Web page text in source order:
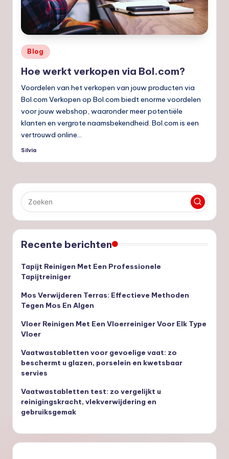
nl
Geplaatst
in
Blog
Hoe werkt verkopen via Bol.com?
Voordelen van het verkopen van jouw producten via
Bol.com Verkopen op Bol.com biedt enorme voordelen
voor jouw webshop, waaronder meer potentiële
klanten en vergrote naamsbekendheid. Bol.com is een
vertrouwd online…
Geplaatst
Silvia
Recente berichten
Tapijt Reinigen Met Een Professionele
Tapijtreiniger
Mos Verwijderen Terras: Effectieve Methoden
Tegen Mos En Algen
Vloer Reinigen Met Een Vloerreiniger Voor Elk Type
Vloer
Vaatwastabletten voor gevoelige vaat: zo
beschermt u glazen, porselein en kwetsbaar
servies
Vaatwastabletten test: zo vergelijkt u
reinigingskracht, vlekverwijdering en
gebruiksgemak